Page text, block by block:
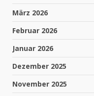
März 2026
Februar 2026
Januar 2026
Dezember 2025
November 2025